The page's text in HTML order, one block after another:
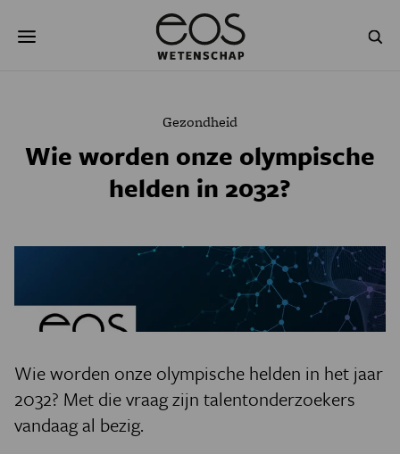
naar
NATUURWETENSCHAPPEN GESCHIEDENIS
AGENDA
JONGE UITDAGERS
Gezondheid
Wie worden onze olympische
helden in 2032?
Wie worden onze olympische helden in het jaar
2032? Met die vraag zijn talentonderzoekers
vandaag al bezig.